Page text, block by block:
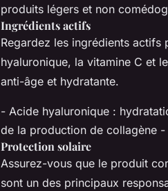
produits légers et non
Ingrédients actifs
Regardez les ingrédients actifs
hyaluronique, la vitamine C et
anti-âge et hydratante.
- Acide hyaluronique :
de la production de collagène -
Protection solaire
Assurez-vous que le produit
sont un des principaux